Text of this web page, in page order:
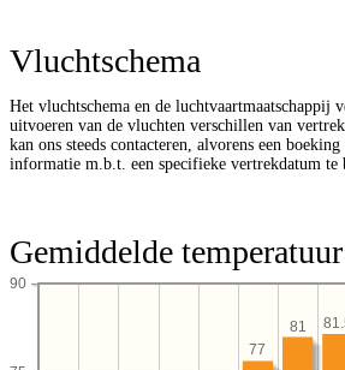
Vluchtschema
Het vluchtschema en de luchtvaartmaatschappij
uitvoeren van de vluchten verschillen van
kan ons steeds contacteren, alvorens een
informatie m.b.t. een specifieke vertrekdatum te
Gemiddelde temperatuur